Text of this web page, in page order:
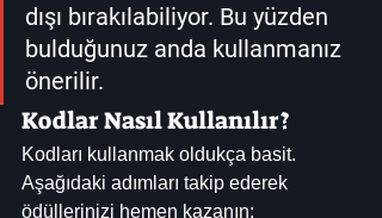
dışı bırakılabiliyor. Bu yüzden
bulduğunuz anda kullanmanız
önerilir.
Kodlar Nasıl Kullanılır?
Kodları kullanmak oldukça basit.
Aşağıdaki adımları takip ederek
ödüllerinizi hemen kazanın: